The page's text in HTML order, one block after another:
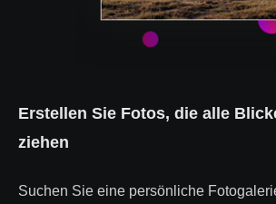
Erstellen Sie Fotos, die alle
ziehen
Suchen Sie eine persönliche